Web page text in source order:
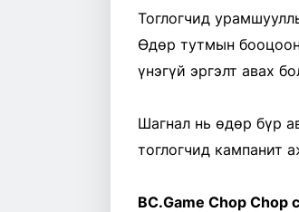
Тоглогчид
Өдөр тутмын
үнэгүй эргэлт авах
Шагнал нь өдөр бүр
тоглогчид кампанит
BC.Game Chop Chop